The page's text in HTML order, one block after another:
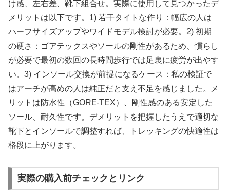
け感、左右差、靴下組合せ。実際に使用して見つかったデ
メリットは以下です。1) 若干タイトな作り：幅広の人は
ハーフサイズアップやワイドモデル検討が必要。2) 初期
の硬さ：ゴアテックスやソールの剛性があるため、慣らし
が必要で最初の数回の長時間歩行では足裏に疲労が出やす
い。3) インソール交換が前提になるケース：私の検証で
はアーチが高めの人は純正だと支え不足を感じました。メ
リットは防水性（GORE-TEX）、剛性感のある安定した
ソール、耐久性です。デメリットを把握したうえで適切な
靴下とインソールで調整すれば、トレッキングの快適性は
格段に上がります。
実際の購入前チェックとリンク